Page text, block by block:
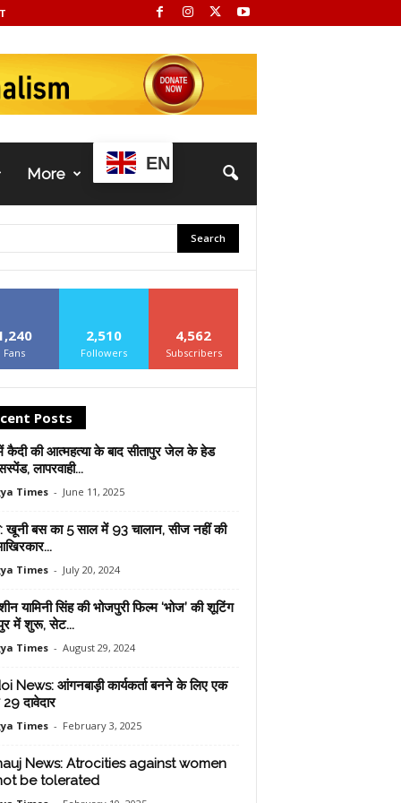
More
EN
Fans
2,510
Followers
4,562
Subscribers
Posts
कैदी की आत्‍महत्‍या के बाद सीतापुर जेल के हेड
लापरवाही...
Times - June 11, 2025
खूनी बस का 5 साल में 93 चालान, सीज नहीं की
Times - July 20, 2024
यामिनी सिंह की भोजपुरी फिल्म ‘भोज’ की शूटिंग
में शुरू, सेट...
Times - August 29, 2024
News: आंगनबाड़ी कार्यकर्ता बनने के लिए एक
दावेदार
Times - February 3, 2025
News: Atrocities against women
be tolerated